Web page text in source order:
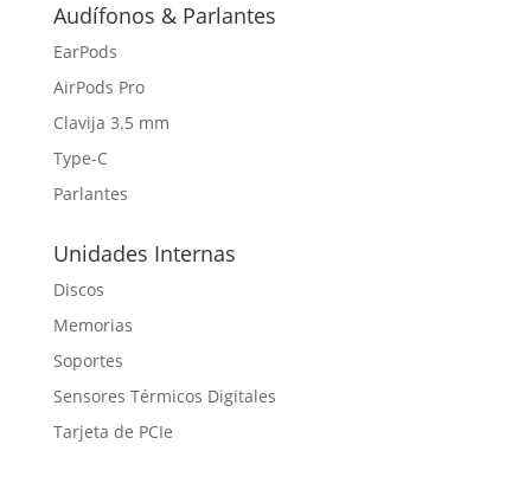
Audífonos & Parlantes
EarPods
AirPods Pro
Clavija 3.5 mm
Type-C
Parlantes
Unidades Internas
Discos
Memorias
Soportes
Sensores Térmicos Digitales
Tarjeta de PCIe